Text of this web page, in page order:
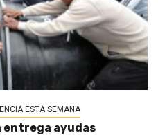
ESTA SEMANA
entrega ayudas